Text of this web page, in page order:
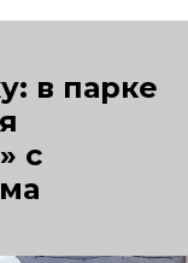
в парке
с